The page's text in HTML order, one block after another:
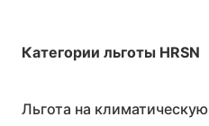
Категории льготы HRSN
Льгота на